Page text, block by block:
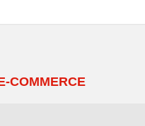
COMMERCE